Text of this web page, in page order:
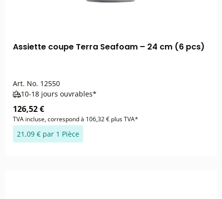
Assiette coupe Terra Seafoam – 24 cm (6 pcs)
Art. No. 12550
10-18 jours ouvrables*
126,52 €
TVA incluse, correspond à 106,32 € plus TVA*
21,09 € par 1 Pièce